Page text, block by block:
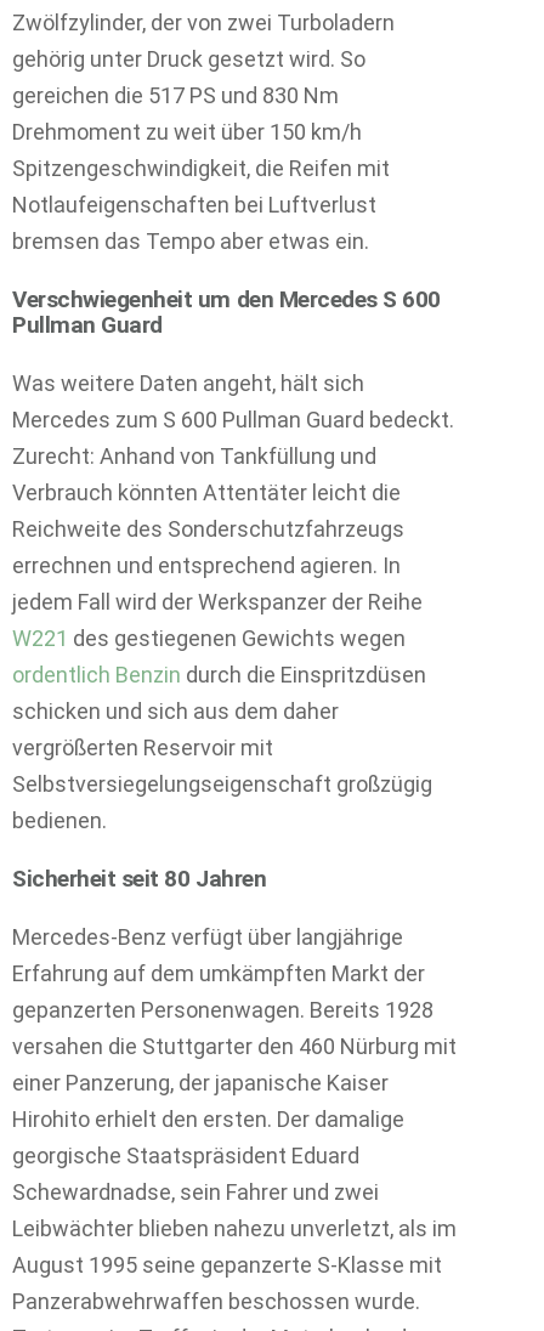
Zwölfzylinder, der von zwei Turboladern
gehörig unter Druck gesetzt wird. So
gereichen die 517 PS und 830 Nm
Drehmoment zu weit über 150 km/h
Spitzengeschwindigkeit, die Reifen mit
Notlaufeigenschaften bei Luftverlust
bremsen das Tempo aber etwas ein.
Verschwiegenheit um den Mercedes S 600
Pullman Guard
Was weitere Daten angeht, hält sich
Mercedes zum S 600 Pullman Guard bedeckt.
Zurecht: Anhand von Tankfüllung und
Verbrauch könnten Attentäter leicht die
Reichweite des Sonderschutzfahrzeugs
errechnen und entsprechend agieren. In
jedem Fall wird der Werkspanzer der Reihe
W221 des gestiegenen Gewichts wegen
ordentlich Benzin durch die Einspritzdüsen
schicken und sich aus dem daher
vergrößerten Reservoir mit
Selbstversiegelungseigenschaft großzügig
bedienen.
Sicherheit seit 80 Jahren
Mercedes-Benz verfügt über langjährige
Erfahrung auf dem umkämpften Markt der
gepanzerten Personenwagen. Bereits 1928
versahen die Stuttgarter den 460 Nürburg mit
einer Panzerung, der japanische Kaiser
Hirohito erhielt den ersten. Der damalige
georgische Staatspräsident Eduard
Schewardnadse, sein Fahrer und zwei
Leibwächter blieben nahezu unverletzt, als im
August 1995 seine gepanzerte S-Klasse mit
Panzerabwehrwaffen beschossen wurde.